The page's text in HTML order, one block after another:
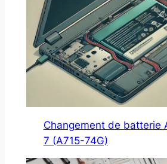
Changement de batterie
7 (A715-74G)